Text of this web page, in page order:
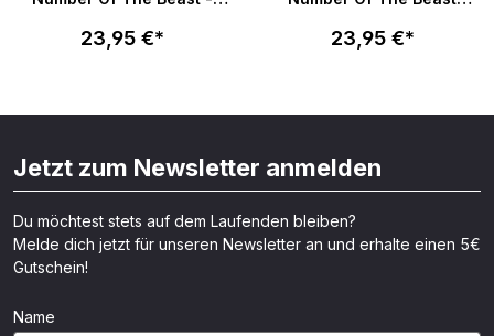
23,95 €* 23,95 €*
Jetzt zum Newsletter anmelden
Du möchtest stets auf dem Laufenden bleiben?
Melde dich jetzt für unseren Newsletter an und erhalte einen 5€
Gutschein!
Name